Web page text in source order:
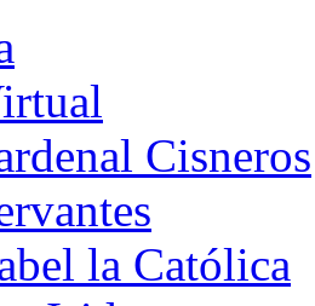
Cisneros
la Católica